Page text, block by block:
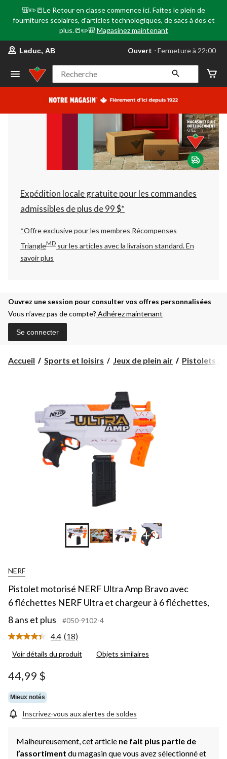
🎒✏️📒Le Retour en classe commence ici. Faites le plein de
fournitures scolaires, d'articles technologiques, de sacs à dos et
plus.📒✏️🎒 Magasinez maintenant
votre
préféré
Leduc,
AB,
courament
Fermeture
à
22:00
cliquer
pour
changer
Leduc, AB Ouvert ⋅ Fermeture à 22:00
Recherche
Expédition locale gratuite pour les commandes
admissibles de plus de 99 $*
*Offre exclusive pour les membres Récompenses
TriangleMD sur les articles avec la livraison standard.En
savoir plus
Ouvrez une session pour consulter vos offres personnalisées
Vous n’avez pas de compte? Adhérez maintenant
Se connecter
Accueil Sports et loisirs Jeux de plein air Pistolets
+3
NERF
Pistolet motorisé NERF Ultra Amp Bravo avec
6 fléchettes NERF Ultra et chargeur à 6 fléchettes,
8 ans et plus
#050-9102-4
4.4 Lire
18
(18)
Voir détails du produit Objets similaires
44,99 $
Mieux notés
Inscrivez-vous aux alertes de soldes
Malheureusement, cet article ne fait plus partie de
l’assortiment du magasin que vous avez sélectionné et